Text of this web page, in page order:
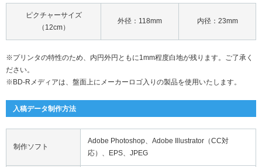
ピクチャーサイズ
（12cm）
外径： 118mm 内径： 23mm
※プリンタの特性のため、内円外円ともに1mm程度白地が残ります。ご了承く
ださい。
※BD-Rメディアは、盤面上にメーカーロゴ入りの製品を使用いたします。
入稿データ制作方法
制作ソフト
Adobe Photoshop、Adobe Illustrator（CC対
応）、EPS、JPEG